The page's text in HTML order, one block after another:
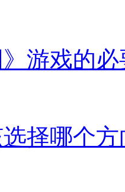
》游戏的
择哪个方